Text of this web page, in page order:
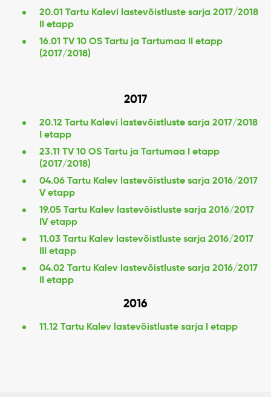
20.01 Tartu Kalevi lastevõistluste sarja 2017/2018
II etapp
16.01 TV 10 OS Tartu ja Tartumaa II etapp
(2017/2018)
2017
20.12 Tartu Kalevi lastevõistluste sarja 2017/2018
I etapp
23.11 TV 10 OS Tartu ja Tartumaa I etapp
(2017/2018)
04.06 Tartu Kalev lastevõistluste sarja 2016/2017
V etapp
19.05 Tartu Kalev lastevõistluste sarja 2016/2017
IV etapp
11.03 Tartu Kalev lastevõistluste sarja 2016/2017
III etapp
04.02 Tartu Kalev lastevõistluste sarja 2016/2017
II etapp
2016
11.12 Tartu Kalev lastevõistluste sarja I etapp